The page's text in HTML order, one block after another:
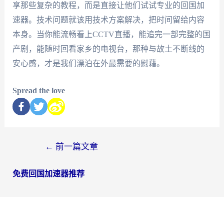
享那些复杂的教程，而是直接让他们试试专业的回国加
速器。技术问题就该用技术方案解决，把时间留给内容
本身。当你能流畅看上CCTV直播，能追完一部完整的国
产剧，能随时回看家乡的电视台，那种与故土不断线的
安心感，才是我们漂泊在外最需要的慰藉。
Spread the love
← 前一篇文章
免费回国加速器推荐